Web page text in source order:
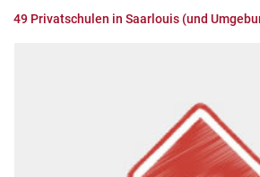
49 Privatschulen in Saarlouis (und